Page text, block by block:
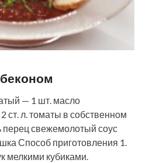
— 1 шт. масло
ст. л. томаты в собственном
перец свежемолотый соус
Способ приготовления 1.
мелкими кубиками.